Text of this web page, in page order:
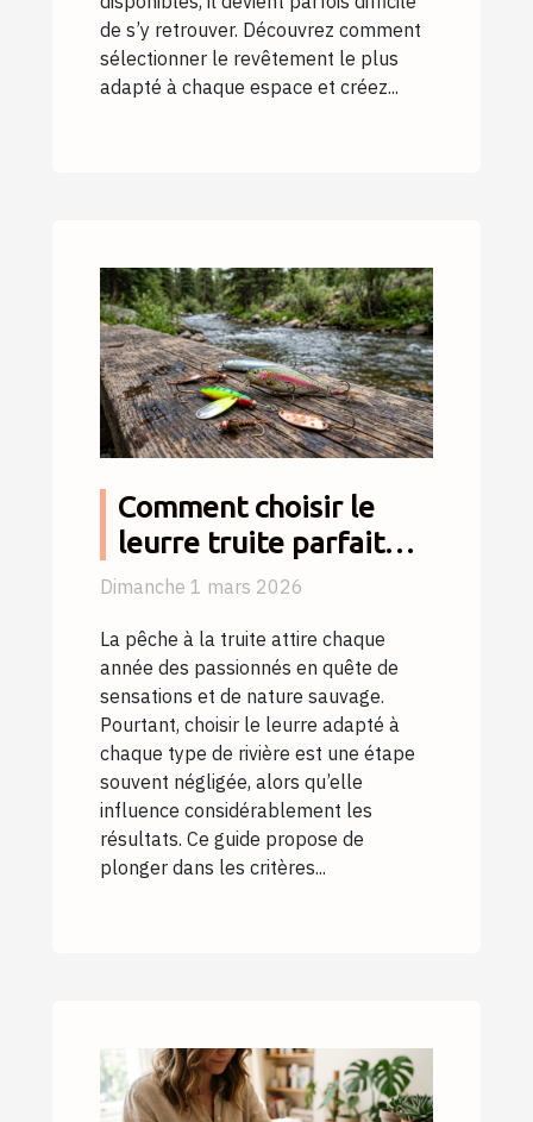
de s’y retrouver. Découvrez comment
sélectionner le revêtement le plus
adapté à chaque espace et créez...
Comment choisir le
leurre truite parfait
pour chaque type de
Dimanche 1 mars 2026
La pêche à la truite attire chaque
année des passionnés en quête de
sensations et de nature sauvage.
Pourtant, choisir le leurre adapté à
chaque type de rivière est une étape
souvent négligée, alors qu’elle
influence considérablement les
résultats. Ce guide propose de
plonger dans les critères...